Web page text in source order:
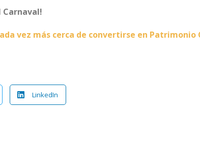
Carnaval!
vez más cerca de convertirse en
LinkedIn